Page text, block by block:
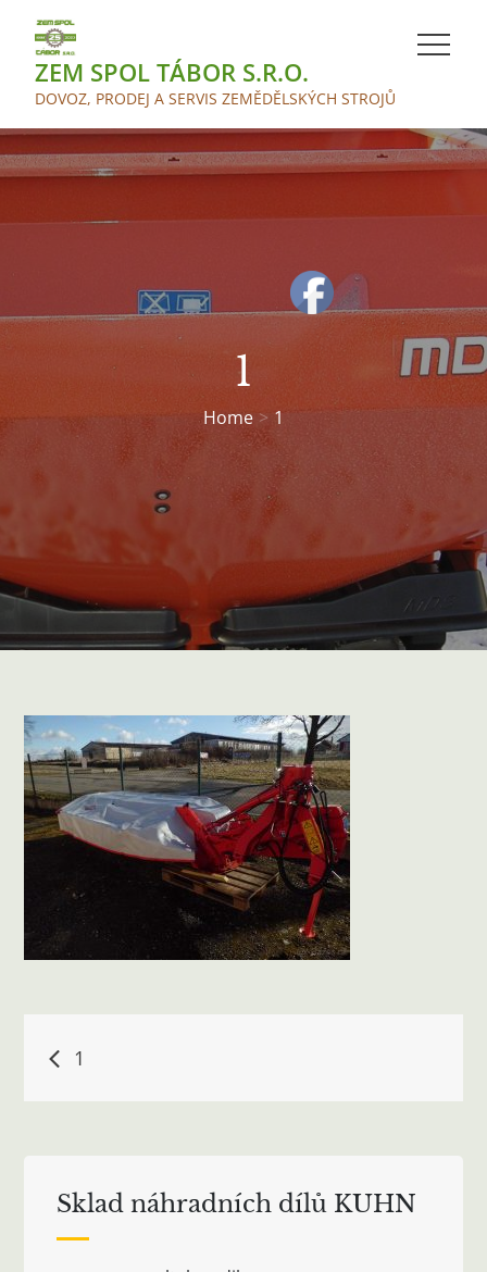
contentZEM SPOL TÁBOR S.R.O.
DOVOZ, PRODEJ A SERVIS ZEMĚDĚLSKÝCH STROJŮ
1
Home 1
Navigace
1
Sklad náhradních dílů KUHN